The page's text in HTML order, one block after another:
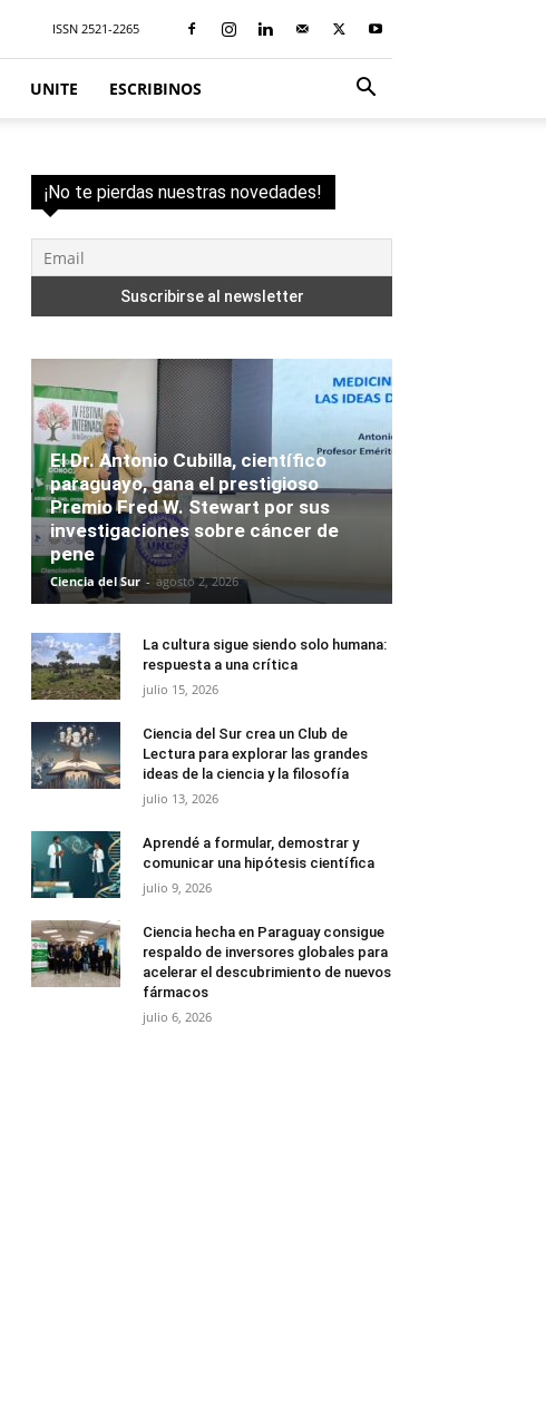
ISSN 2521-2265
UNITE ESCRIBINOS
¡No te pierdas nuestras novedades!
El Dr. Antonio Cubilla, científico
paraguayo, gana el prestigioso
Premio Fred W. Stewart por sus
investigaciones sobre cáncer de
pene
Ciencia del Sur - agosto 2, 2026
La cultura sigue siendo solo humana:
respuesta a una crítica
julio 15, 2026
Ciencia del Sur crea un Club de
Lectura para explorar las grandes
ideas de la ciencia y la filosofía
julio 13, 2026
Aprendé a formular, demostrar y
comunicar una hipótesis científica
julio 9, 2026
Ciencia hecha en Paraguay consigue
respaldo de inversores globales para
acelerar el descubrimiento de nuevos
fármacos
julio 6, 2026